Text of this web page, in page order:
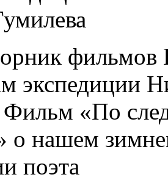
экспедиции
«По
о нашем
поэта